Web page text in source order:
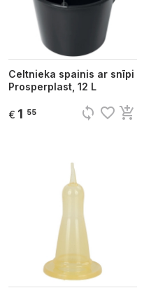
Celtnieka spainis ar snīpi
Prosperplast, 12 L
€ 1 55 sync favorite_border add_shopping_cart